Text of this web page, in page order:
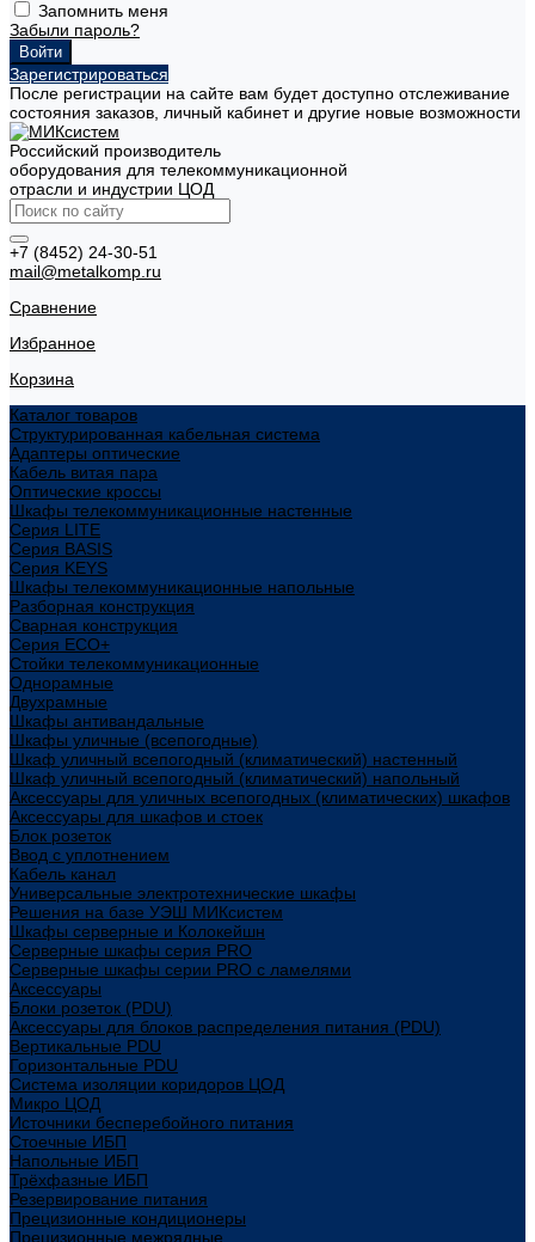
Запомнить меня
Забыли пароль?
Зарегистрироваться
После регистрации на сайте вам будет доступно отслеживание
состояния заказов, личный кабинет и другие новые возможности
Российский производитель
оборудования для телекоммуникационной
отрасли и индустрии ЦОД
+7 (8452) 24-30-51
mail@metalkomp.ru
Сравнение
Избранное
Корзина
Каталог товаров
Структурированная кабельная система
Адаптеры оптические
Кабель витая пара
Оптические кроссы
Шкафы телекоммуникационные настенные
Cерия LITE
Cерия BASIS
Cерия KEYS
Шкафы телекоммуникационные напольные
Разборная конструкция
Сварная конструкция
Серия ECO+
Стойки телекоммуникационные
Однорамные
Двухрамные
Шкафы антивандальные
Шкафы уличные (всепогодные)
Шкаф уличный всепогодный (климатический) настенный
Шкаф уличный всепогодный (климатический) напольный
Аксессуары для уличных всепогодных (климатических) шкафов
Аксессуары для шкафов и стоек
Блок розеток
Ввод с уплотнением
Кабель канал
Универсальные электротехнические шкафы
Решения на базе УЭШ МИКсистем
Шкафы серверные и Колокейшн
Серверные шкафы серия PRO
Серверные шкафы серии PRO с ламелями
Аксессуары
Блоки розеток (PDU)
Аксессуары для блоков распределения питания (PDU)
Вертикальные PDU
Горизонтальные PDU
Система изоляции коридоров ЦОД
Микро ЦОД
Источники бесперебойного питания
Стоечные ИБП
Напольные ИБП
Трёхфазные ИБП
Резервирование питания
Прецизионные кондиционеры
Прецизионные межрядные